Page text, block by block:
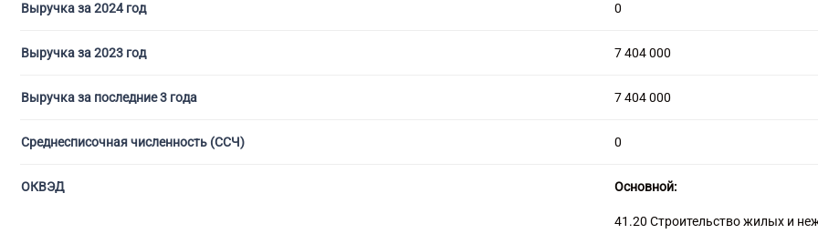
Выручка за 2024 год 0
Выручка за 2023 год 7 404 000
Выручка за последние 3 года 7 404 000
Среднесписочная численность (ССЧ) 0
ОКВЭД Основной:
41.20 Строительство жилых и